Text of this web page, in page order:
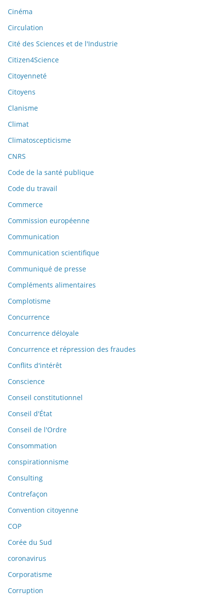
Cinéma
Circulation
Cité des Sciences et de l'Industrie
Citizen4Science
Citoyenneté
Citoyens
Clanisme
Climat
Climatoscepticisme
CNRS
Code de la santé publique
Code du travail
Commerce
Commission européenne
Communication
Communication scientifique
Communiqué de presse
Compléments alimentaires
Complotisme
Concurrence
Concurrence déloyale
Concurrence et répression des fraudes
Conflits d'intérêt
Conscience
Conseil constitutionnel
Conseil d'État
Conseil de l'Ordre
Consommation
conspirationnisme
Consulting
Contrefaçon
Convention citoyenne
COP
Corée du Sud
coronavirus
Corporatisme
Corruption